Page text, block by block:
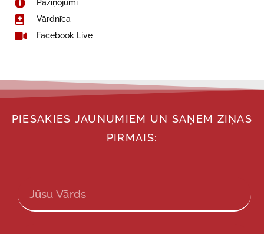
Paziņojumi
Vārdnīca
Facebook Live
PIESAKIES JAUNUMIEM UN SAŅEM ZIŅAS
PIRMAIS: